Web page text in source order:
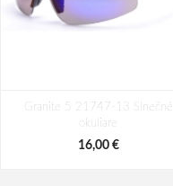
Granite 5 21747-13 Slnečné
okuliare
16,00 €